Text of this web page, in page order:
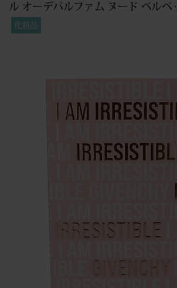
ル オーデパルファム ヌード ベルベ
化粧品